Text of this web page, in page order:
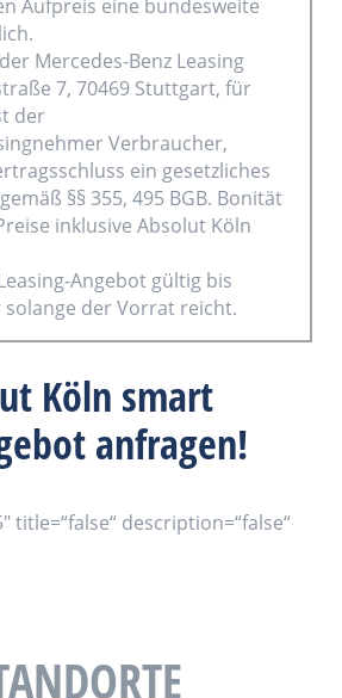
Aufpreis eine bundesweite
Mercedes-Benz Leasing
7, 70469 Stuttgart, für
der
Verbraucher,
ein gesetzliches
§§ 355, 495 BGB. Bonität
inklusive Absolut Köln
Angebot gültig bis
solange der Vorrat reicht.
Köln smart
anfragen!
title=“false“ description=“false“